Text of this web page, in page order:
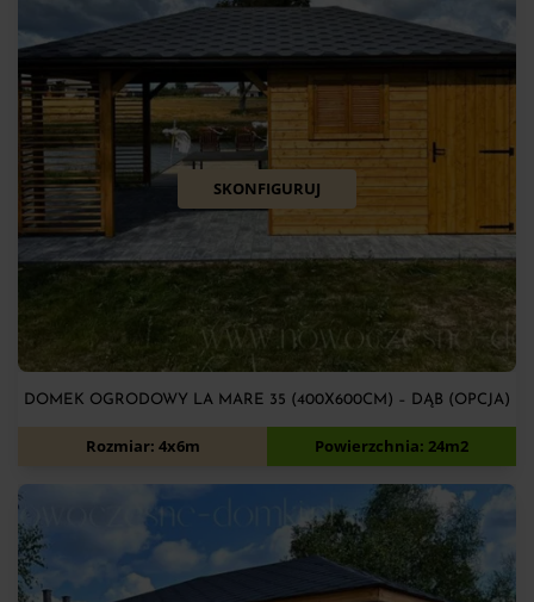
SKONFIGURUJ
DOMEK OGRODOWY LA MARE 35 (400X600CM) – DĄB (OPCJA)
15 150zł
Rozmiar: 4x6m Powierzchnia: 24m2